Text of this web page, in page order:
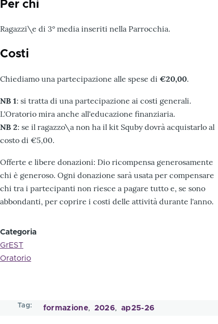
Per chi
Ragazzi\e di 3° media inseriti nella Parrocchia.
Costi
Chiediamo una partecipazione alle spese di €20,00.
NB 1: si tratta di una partecipazione ai costi generali.
L'Oratorio mira anche all'educazione finanziaria.
NB 2: se il ragazzo\a non ha il kit Squby dovrà acquistarlo al
costo di €5,00.
Offerte e libere donazioni: Dio ricompensa generosamente
chi è generoso. Ogni donazione sarà usata per compensare
chi tra i partecipanti non riesce a pagare tutto e, se sono
abbondanti, per coprire i costi delle attività durante l'anno.
Categoria
GrEST
Oratorio
Tag formazione 2026 ap25-26